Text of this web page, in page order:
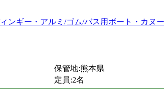
保管地:熊本県
定員:2名